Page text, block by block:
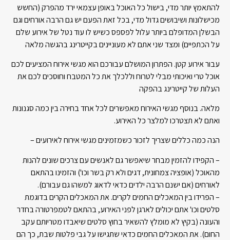
להתאמץ יותר מדי, בישול כל האוכל באופן עצמאי ירד מהפרק (החשש
מכישלונות ושיבושים גדול מדי, בכלזאת הפעם יש גם הרבה אורחים וגם
הבשלן המדופלם ביותר עלול לפספס כשיש לו עוד נטל של אירוע שלם
על הכתפיים) ומצד שני אתם לא מעוניינים בקייטרינג בהגשה מלאה
עבור אירוע קטן. הפתרון המושלם עבורכם הוא מגשי אירוח המציעים לכם
אוכל טרי ואיכותי מבלי לטרוח וללכלך את כל המטבח וחוסכים לכם את
העלות של קייטרינג בהפקה
מלאה. בנוסף מגשי האירוח מאפשרים לכל אחד בחירה בין כמה סגנונות
ואתם לא תצטרכו למלצר כל האירוע.
הנה כמה כללים שצריך לזכור כשמזמינים מגשי אירוח לאירועים –
– הקפידו להזמין מבחר שיאפשר גם לאנשים עם צרכים שונים להנות
מהאוכל (אופציה צמחונית, דגים ולא רק בשר וכו') והזמינו בהתאם
לאורחים (אם ישנם הרבה ילדים כדאי לדאוג למשהו גם עבורם).
– הפרידו בין המאכלים החמים לקרים. את המאכלים הקרים בדוגמת
סלטים וכו' אתם יכולים לארגן לפני האירוע, בהתאם לטמפרטורה בחדר
והעונה (בקיץ לא מומלץ להשאיר בחוץ סלטים שיאבדו מטריותם עקב
החום). את המאכלים החמים כדאי שתגישו על גבי פלטות שבת, כך הם